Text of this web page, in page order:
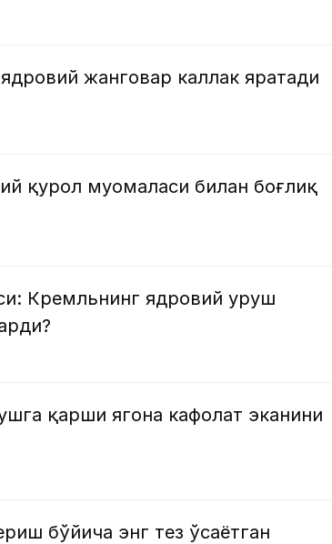
жанговар каллак яратади
қурол муомаласи билан боғлиқ
Кремльнинг ядровий уруш
қарши ягона кафолат эканини
бўйича энг тез ўсаётган